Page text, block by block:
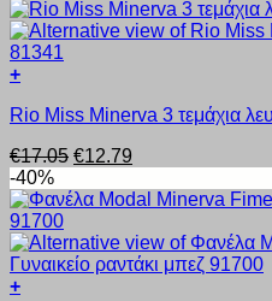
+
το
έχει
πολλαπλές
παραλλαγές.
Οι
επιλογές
μπορούν
να
Rio Miss Minerva 3 τεμάχια
€17.05 Original
was:
€12.79Η
τιμή
€12.79.
-40%
+